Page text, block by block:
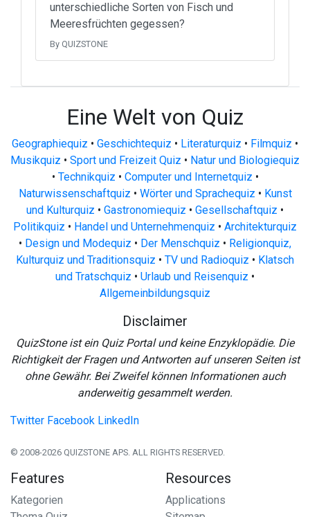
unterschiedliche Sorten von Fisch und
Meeresfrüchten gegessen?
By QUIZSTONE
Eine Welt von Quiz
Geographiequiz • Geschichtequiz • Literaturquiz • Filmquiz •
Musikquiz • Sport und Freizeit Quiz • Natur und Biologiequiz
• Technikquiz • Computer und Internetquiz •
Naturwissenschaftquiz • Wörter und Sprachequiz • Kunst
und Kulturquiz • Gastronomiequiz • Gesellschaftquiz •
Politikquiz • Handel und Unternehmenquiz • Architekturquiz
• Design und Modequiz • Der Menschquiz • Religionquiz,
Kulturquiz und Traditionsquiz • TV und Radioquiz • Klatsch
und Tratschquiz • Urlaub und Reisenquiz •
Allgemeinbildungsquiz
Disclaimer
QuizStone ist ein Quiz Portal und keine Enzyklopädie. Die
Richtigkeit der Fragen und Antworten auf unseren Seiten ist
ohne Gewähr. Bei Zweifel können Informationen auch
anderweitig gesammelt werden.
Twitter Facebook LinkedIn
© 2008-2026 QUIZSTONE APS. ALL RIGHTS RESERVED.
Features
Kategorien
Resources
Applications